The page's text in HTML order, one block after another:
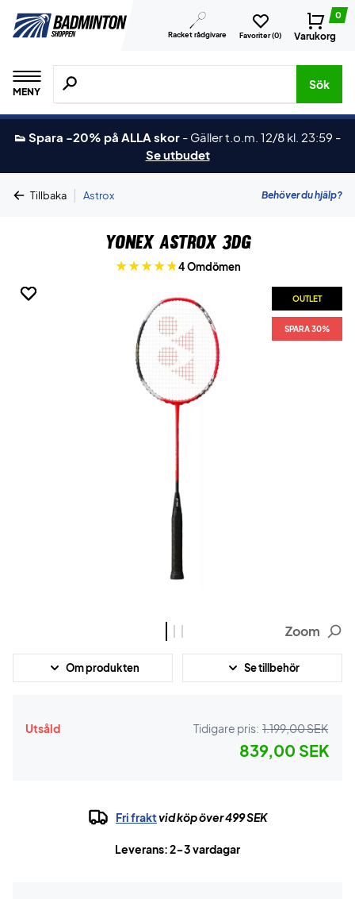
Racket rådgivare Favoriter (0)
0
Varukorg
MENY
Sök efter produkter, märken osv.
Sök
👟 Spara -20% på ALLA skor - Gäller t.o.m. 12/8 kl. 23:59 -
Se utbudet
Tillbaka | Astrox Behöver du hjälp?
Yonex Astrox 3DG
4 Omdömen
OUTLET
SPARA 30%
OUTLET
SPARA 30%
OUTLET
SPARA 30%
Zoom
Om produkten Se tillbehör
Utsåld Tidigare pris: 1.199,00 SEK
839,00 SEK
Fri fraktvid köp över 499 SEK
Leverans: 2-3 vardagar